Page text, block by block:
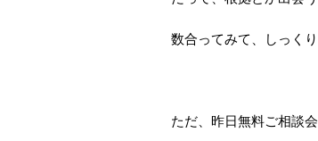
数合ってみて、しっく
ただ、昨日無料ご相談